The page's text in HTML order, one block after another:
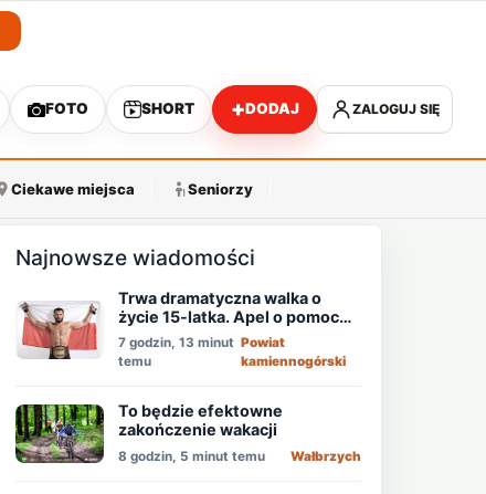
FOTO SHORT +DODAJ ZALOGUJ SIĘ
Ciekawe miejsca Seniorzy
Najnowsze wiadomości
Trwa dramatyczna walka o
życie 15-latka. Apel o pomoc
mistrza MMA - Memeda
Khalidova
7 godzin, 13 minut
temu
Powiat
kamiennogórski
To będzie efektowne
zakończenie wakacji
8 godzin, 5 minut temu Wałbrzych